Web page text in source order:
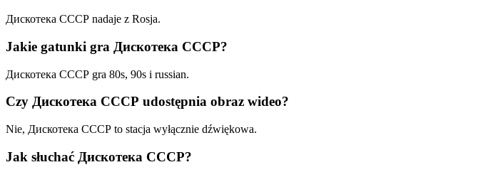
Дискотека СССР nadaje z Rosja.
Jakie gatunki gra Дискотека СССР?
Дискотека СССР gra 80s, 90s i russian.
Czy Дискотека СССР udostępnia obraz wideo?
Nie, Дискотека СССР to stacja wyłącznie dźwiękowa.
Jak słuchać Дискотека СССР?